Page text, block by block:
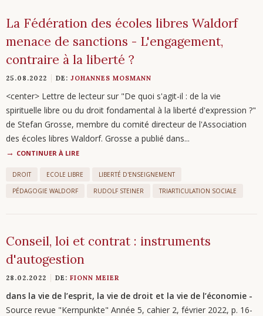
La Fédération des écoles libres Waldorf
menace de sanctions - L'engagement,
contraire à la liberté ?
25.08.2022 DE: JOHANNES MOSMANN
<center> Lettre de lecteur sur "De quoi s'agit-il : de la vie
spirituelle libre ou du droit fondamental à la liberté d'expression ?"
de Stefan Grosse, membre du comité directeur de l'Association
des écoles libres Waldorf. Grosse a publié dans...
CONTINUER À LIRE
DROIT ECOLE LIBRE
LIBERTÉ D'ENSEIGNEMENT
PÉDAGOGIE WALDORF
RUDOLF STEINER TRIARTICULATION SOCIALE
Conseil, loi et contrat : instruments
d'autogestion
28.02.2022 DE: FIONN MEIER
dans la vie de l’esprit, la vie de droit et la vie de l’économie -
Source revue "Kernpunkte" Année 5, cahier 2, février 2022, p. 16-